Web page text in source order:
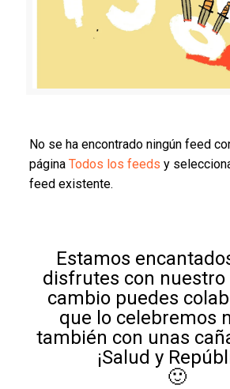
No se ha encontrado ningún feed
página Todos los feeds y
feed existente.
Estamos
disfrutes con nuestro
cambio puedes
que lo celebremos
también con unas
¡Salud y
🙂